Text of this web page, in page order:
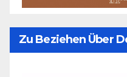
Zu Beziehen Über